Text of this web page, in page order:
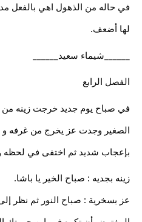
في حاله من الذهول اهي بالفعل
لها أضعف.
______شيماء سعيد______
الفصل الرابع
في صباح يوم جديد خرجت زينه من
الصغير وجدت عز يخرج من غرفه و
بإعجاب شديد ثم اختفى في لحظه و
زينه بجديه : صباح الخير يا باشا.
عز بسخرية : صباح النور ثم نظر